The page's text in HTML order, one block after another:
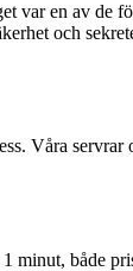
en av de
och
Våra
minut, både